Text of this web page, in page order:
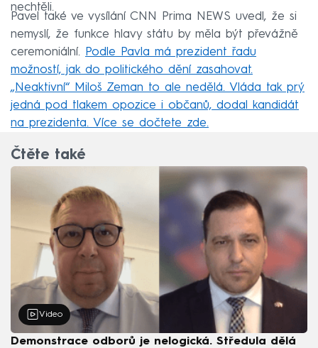
nechtěli.
Pavel také ve vysílání CNN Prima NEWS uvedl, že si
nemyslí, že funkce hlavy státu by měla být převážně
ceremoniální. Podle Pavla má prezident řadu
možností, jak do politického dění zasahovat.
„Neaktivní“ Miloš Zeman to ale nedělá. Vláda tak prý
jedná pod tlakem opozice i občanů, dodal kandidát
na prezidenta. Více se dočtete zde.
Čtěte také
Video
Demonstrace odborů je nelogická. Středula dělá